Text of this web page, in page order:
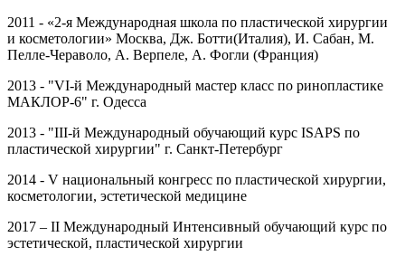
2011 - «2-я Международная школа по пластической хирургии
и косметологии» Москва, Дж. Ботти(Италия), И. Сабан, М.
Пелле-Чераволо, А. Верпеле, А. Фогли (Франция)
2013 - "VI-й Международный мастер класс по ринопластике
МАКЛОР-6" г. Одесса
2013 - "III-й Международный обучающий курс ISAPS по
пластической хирургии" г. Санкт-Петербург
2014 - V национальный конгресс по пластической хирургии,
косметологии, эстетической медицине
2017 – II Международный Интенсивный обучающий курс по
эстетической, пластической хирургии